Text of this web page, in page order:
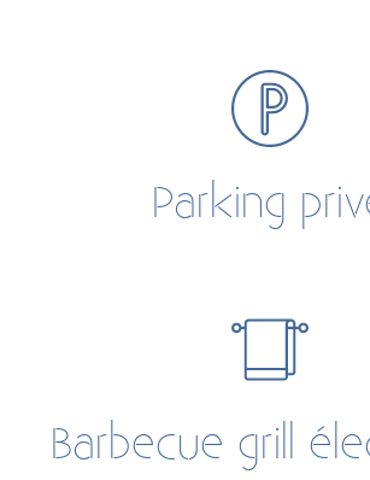
Parking
Barbecue grill